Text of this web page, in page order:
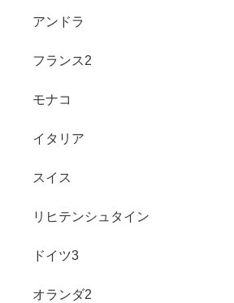
アンドラ
フランス2
モナコ
イタリア
スイス
リヒテンシュタイン
ドイツ3
オランダ2